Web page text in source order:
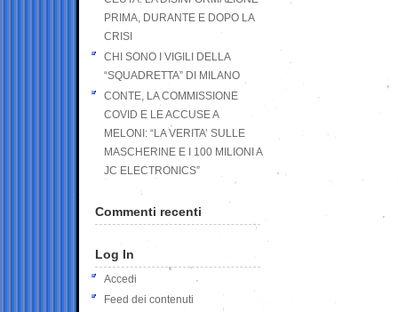
PRIMA, DURANTE E DOPO LA
CRISI
CHI SONO I VIGILI DELLA
“SQUADRETTA” DI MILANO
CONTE, LA COMMISSIONE
COVID E LE ACCUSE A
MELONI: “LA VERITA’ SULLE
MASCHERINE E I 100 MILIONI A
JC ELECTRONICS”
Commenti recenti
Log In
Accedi
Feed dei contenuti